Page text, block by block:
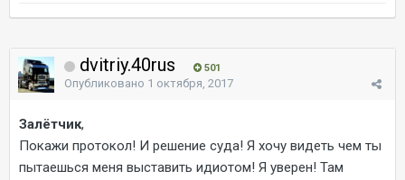
dvitriy.40rus 501
Опубликовано 1 октября, 2017
Залётчик,
Покажи протокол! И решение суда! Я хочу видеть чем ты
пытаешься меня выставить идиотом! Я уверен! Там